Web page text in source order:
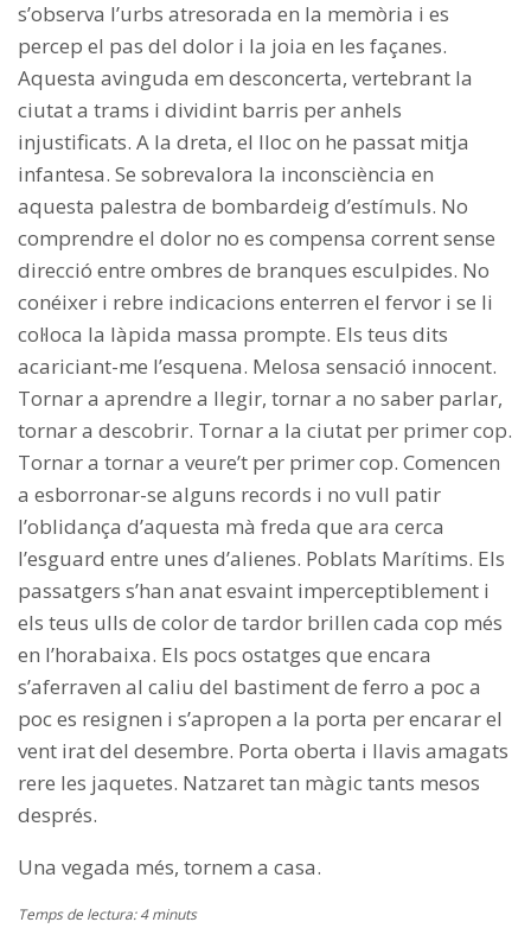
s’observa l’urbs atresorada en la memòria i es
percep el pas del dolor i la joia en les façanes.
Aquesta avinguda em desconcerta, vertebrant la
ciutat a trams i dividint barris per anhels
injustificats. A la dreta, el lloc on he passat mitja
infantesa. Se sobrevalora la inconsciència en
aquesta palestra de bombardeig d’estímuls. No
comprendre el dolor no es compensa corrent sense
direcció entre ombres de branques esculpides. No
conéixer i rebre indicacions enterren el fervor i se li
col·loca la làpida massa prompte. Els teus dits
acariciant-me l’esquena. Melosa sensació innocent.
Tornar a aprendre a llegir, tornar a no saber parlar,
tornar a descobrir. Tornar a la ciutat per primer cop.
Tornar a tornar a veure’t per primer cop. Comencen
a esborronar-se alguns records i no vull patir
l’oblidança d’aquesta mà freda que ara cerca
l’esguard entre unes d’alienes. Poblats Marítims. Els
passatgers s’han anat esvaint imperceptiblement i
els teus ulls de color de tardor brillen cada cop més
en l’horabaixa. Els pocs ostatges que encara
s’aferraven al caliu del bastiment de ferro a poc a
poc es resignen i s’apropen a la porta per encarar el
vent irat del desembre. Porta oberta i llavis amagats
rere les jaquetes. Natzaret tan màgic tants mesos
després.
Una vegada més, tornem a casa.
Temps de lectura: 4 minuts